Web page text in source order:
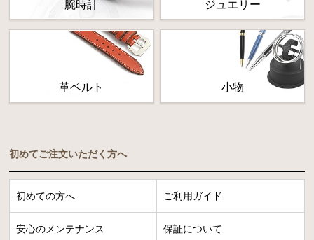
腕時計 ジュエリー
革ベルト 小物
初めてご注文いただく方へ
初めての方へ ご利用ガイド
安心のメンテナンス 保証について